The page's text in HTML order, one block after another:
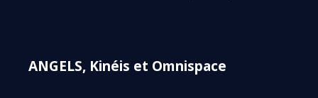
ANGELS, Kinéis et Omnispace